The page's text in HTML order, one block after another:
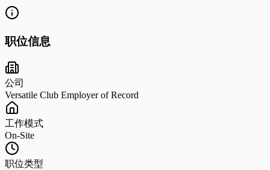
职位信息
公司
Versatile Club Employer of Record
工作模式
On-Site
职位类型